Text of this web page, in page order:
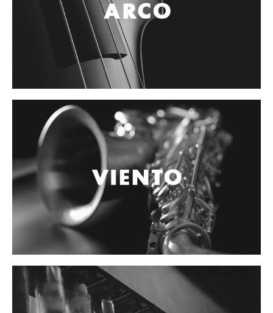
Tornamesa
Mezcladora
Accesorios
Luces y Escenario
Luces Led
Laser
Maquinas de humo y escenario
Controladores
Accesorios
Cables y Conectores
Instrumento
Micrófono